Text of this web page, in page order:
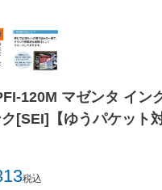
120M マゼンタ イン
[SEI]【ゆうパケット
税込